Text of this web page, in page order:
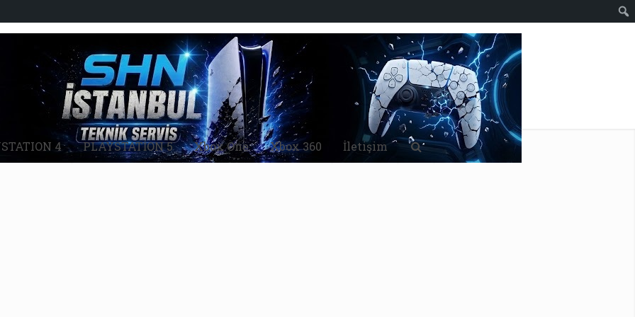
4 PLAYSTATİON 5 Xbox One Xbox 360 İletişim